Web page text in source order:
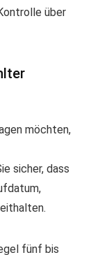
über
möchten,
sicher, dass
fünf bis